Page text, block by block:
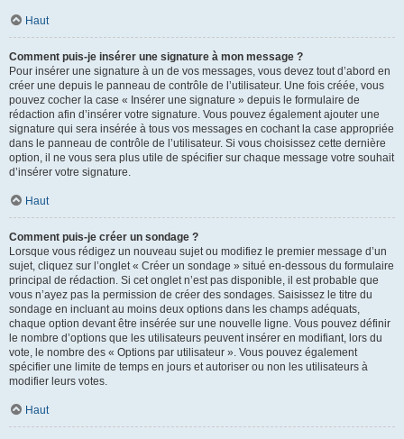
Haut
Comment puis-je insérer une signature à mon message ?
Pour insérer une signature à un de vos messages, vous devez tout d’abord en
créer une depuis le panneau de contrôle de l’utilisateur. Une fois créée, vous
pouvez cocher la case « Insérer une signature » depuis le formulaire de
rédaction afin d’insérer votre signature. Vous pouvez également ajouter une
signature qui sera insérée à tous vos messages en cochant la case appropriée
dans le panneau de contrôle de l’utilisateur. Si vous choisissez cette dernière
option, il ne vous sera plus utile de spécifier sur chaque message votre souhait
d’insérer votre signature.
Haut
Comment puis-je créer un sondage ?
Lorsque vous rédigez un nouveau sujet ou modifiez le premier message d’un
sujet, cliquez sur l’onglet « Créer un sondage » situé en-dessous du formulaire
principal de rédaction. Si cet onglet n’est pas disponible, il est probable que
vous n’ayez pas la permission de créer des sondages. Saisissez le titre du
sondage en incluant au moins deux options dans les champs adéquats,
chaque option devant être insérée sur une nouvelle ligne. Vous pouvez définir
le nombre d’options que les utilisateurs peuvent insérer en modifiant, lors du
vote, le nombre des « Options par utilisateur ». Vous pouvez également
spécifier une limite de temps en jours et autoriser ou non les utilisateurs à
modifier leurs votes.
Haut